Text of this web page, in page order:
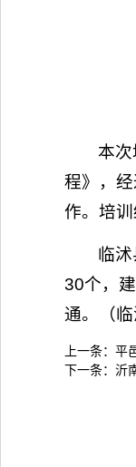
本
程》，
作。培
临
30个，
通。（临
上一条： 平
下一条： 沂